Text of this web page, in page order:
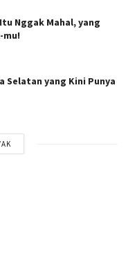
Nggak Mahal, yang
mu!
Selatan yang Kini Punya